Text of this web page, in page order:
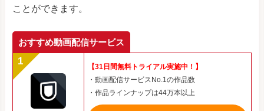
ことができます。
おすすめ動画配信サービス
【31日間無料トライアル実施中！】
・動画配信サービスNo.1の作品数
・作品ラインナップは44万本以上